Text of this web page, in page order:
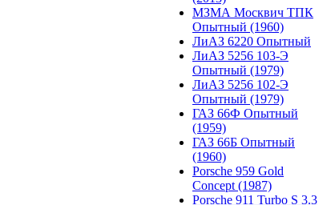
МЗМА Москвич ТПК
Опытный (1960)
ЛиАЗ 6220 Опытный
ЛиАЗ 5256 103-Э
Опытный (1979)
ЛиАЗ 5256 102-Э
Опытный (1979)
ГАЗ 66Ф Опытный
(1959)
ГАЗ 66Б Опытный
(1960)
Porsche 959 Gold
Concept (1987)
Porsche 911 Turbo S 3.3